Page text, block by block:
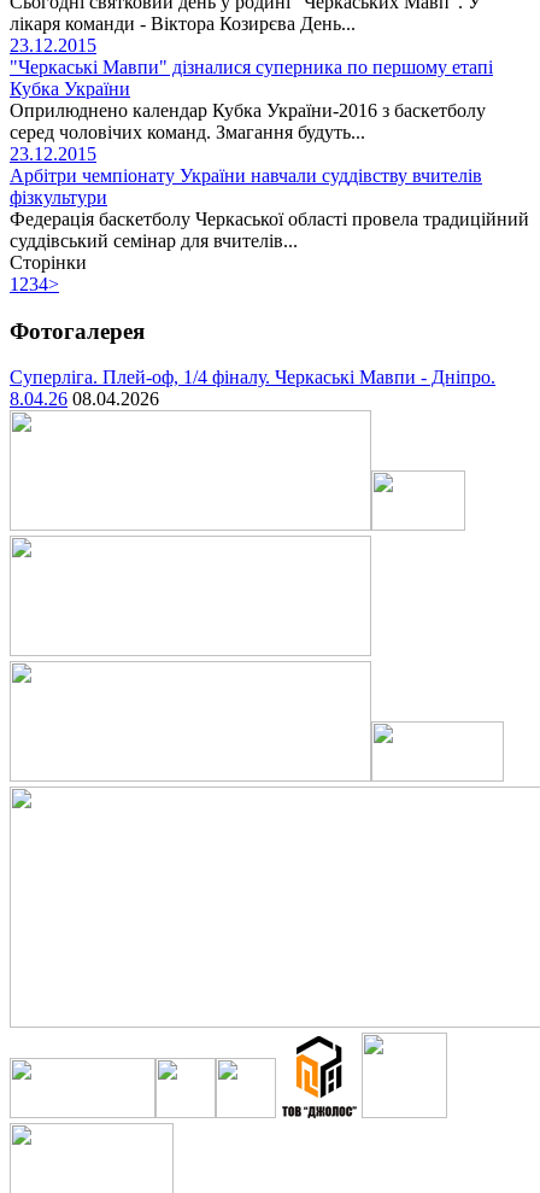
лікаря команди - Віктора Козирєва День...
23.12.2015
"Черкаські Мавпи" дізналися суперника по першому етапі
Кубка України
Оприлюднено календар Кубка України-2016 з баскетболу
серед чоловічих команд. Змагання будуть...
23.12.2015
Арбітри чемпіонату України навчали суддівству вчителів
фізкультури
Федерація баскетболу Черкаської області провела традиційний
суддівський семінар для вчителів...
Сторінки
1 234>
Фотогалерея
Суперліга. Плей-оф, 1/4 фіналу. Черкаські Мавпи - Дніпро.
8.04.26 08.04.2026